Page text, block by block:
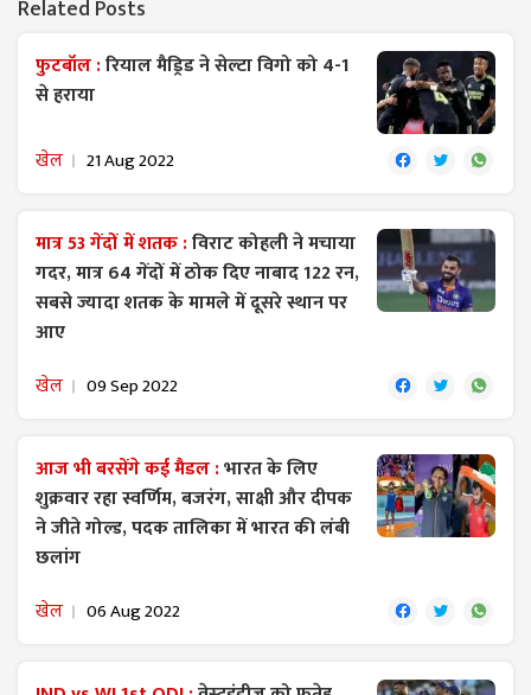
Related Posts
फुटबॉल :रियाल मैड्रिड ने सेल्टा विगो को 4-1
से हराया
खेल 21 Aug 2022
मात्र 53 गेंदों में शतक :विराट कोहली ने मचाया
गदर, मात्र 64 गेंदों में ठोक दिए नाबाद 122 रन,
सबसे ज्यादा शतक के मामले में दूसरे स्थान पर
आए
खेल 09 Sep 2022
आज भी बरसेंगे कई मैडल :भारत के लिए
शुक्रवार रहा स्वर्णिम, बजरंग, साक्षी और दीपक
ने जीते गोल्ड, पदक तालिका में भारत की लंबी
छलांग
खेल 06 Aug 2022